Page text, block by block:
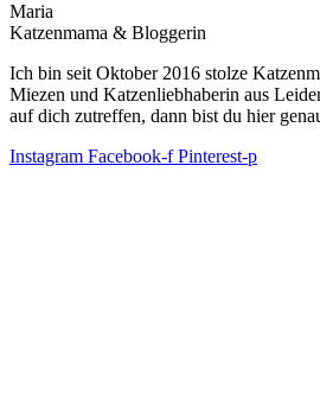
Maria
Katzenmama & Bloggerin
Ich bin seit Oktober 2016 stolze
Miezen und Katzenliebhaberin aus
auf dich zutreffen, dann bist du hier
Instagram Facebook-f Pinterest-p